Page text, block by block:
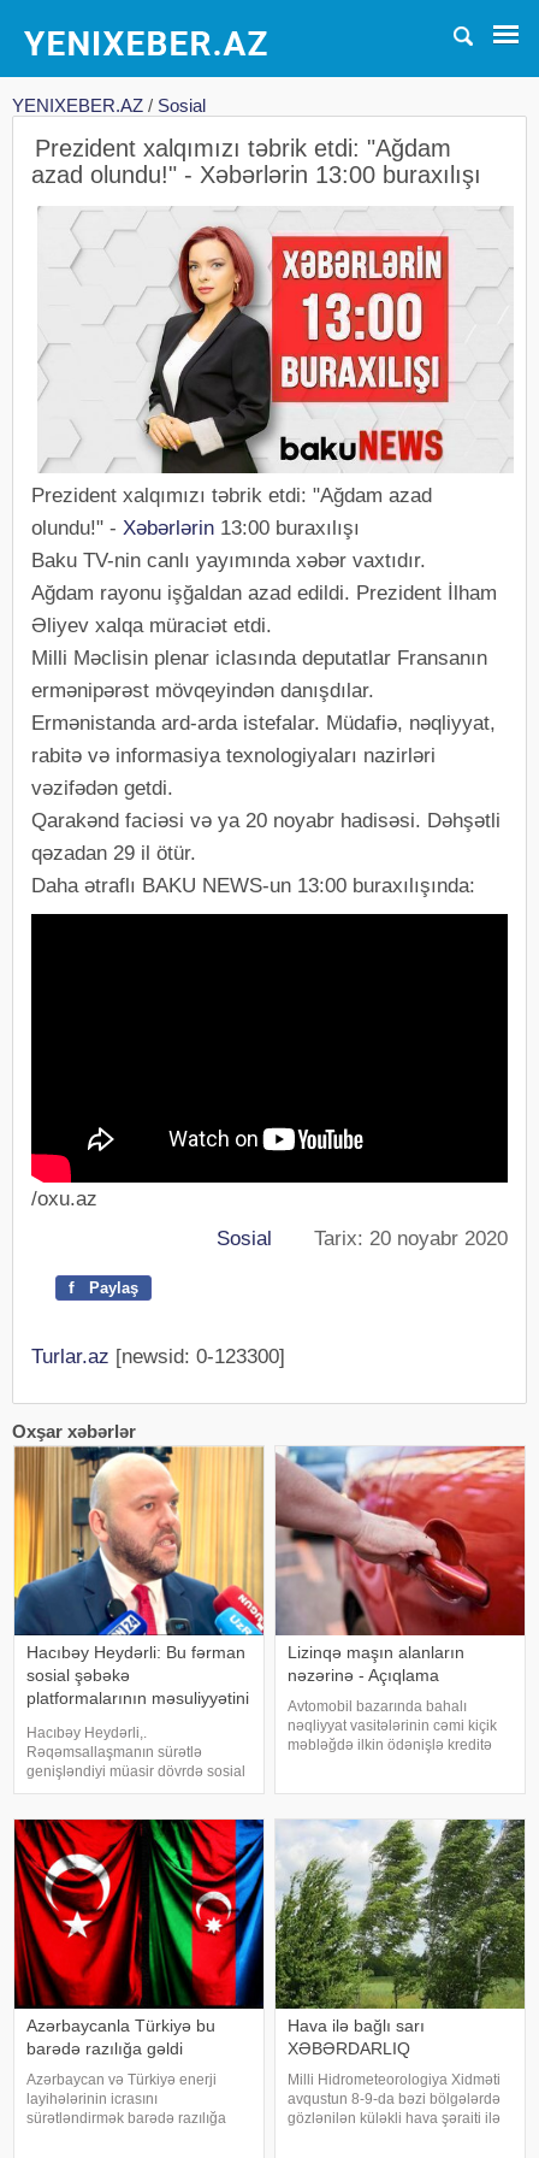
YENIXEBER.AZ / Sosial
Prezident xalqımızı təbrik etdi: "Ağdam
azad olundu!" - Xəbərlərin 13:00 buraxılışı
Prezident xalqımızı təbrik etdi: "Ağdam azad
olundu!" - Xəbərlərin 13:00 buraxılışı
Baku TV-nin canlı yayımında xəbər vaxtıdır.
Ağdam rayonu işğaldan azad edildi. Prezident İlham
Əliyev xalqa müraciət etdi.
Milli Məclisin plenar iclasında deputatlar Fransanın
ermənipərəst mövqeyindən danışdılar.
Ermənistanda ard-arda istefalar. Müdafiə, nəqliyyat,
rabitə və informasiya texnologiyaları nazirləri
vəzifədən getdi.
Qarakənd faciəsi və ya 20 noyabr hadisəsi. Dəhşətli
qəzadan 29 il ötür.
Daha ətraflı BAKU NEWS-un 13:00 buraxılışında:
/oxu.az
Sosial Tarix: 20 noyabr 2020
f Paylaş
Turlar.az [newsid: 0-123300]
Oxşar xəbərlər
Hacıbəy Heydərli: Bu fərman
sosial şəbəkə
platformalarının məsuliyyətini
Hacıbəy Heydərli,.
Rəqəmsallaşmanın sürətlə
genişləndiyi müasir dövrdə sosial
şəbəkələr cəmiyyətin gündəlik
çevrilib. Uşaqlar və yeniyetmələr
də bu platformalardan geniş
istifadə edirlər. İnterne
Lizinqə maşın alanların
nəzərinə - Açıqlama
Avtomobil bazarında bahalı
nəqliyyat vasitələrinin cəmi kiçik
məbləğdə ilkin ödənişlə kreditə
şərtləri və ümumi kredit yükü il
Azərbaycanla Türkiyə bu
barədə razılığa gəldi
Azərbaycan və Türkiyə enerji
layihələrinin icrasını
sürətləndirmək barədə razılığa
Hava ilə bağlı sarı
XƏBƏRDARLIQ
Milli Hidrometeorologiya Xidməti
avqustun 8-9-da bəzi bölgələrdə
gözlənilən küləkli hava şəraiti ilə